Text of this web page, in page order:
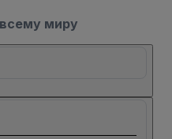
миру